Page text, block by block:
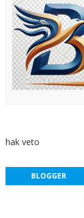
hak veto
BLOGGER